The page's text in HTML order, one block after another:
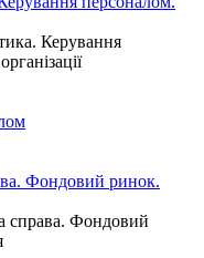
Керування
Фондовий ринок.
справа. Фондовий